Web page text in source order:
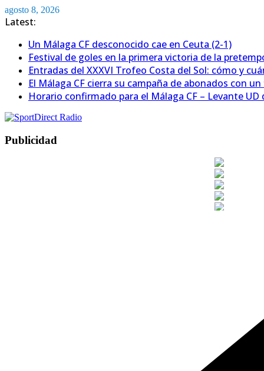
Saltar
al
agosto 8, 2026
Latest:
Un Málaga CF desconocido cae en Ceuta (2-1)
Festival de goles en la primera victoria de la
Entradas del XXXVI Trofeo Costa del Sol: cómo y
El Málaga CF cierra su campaña de abonados con
Horario confirmado para el Málaga CF – Levante UD
Publicidad